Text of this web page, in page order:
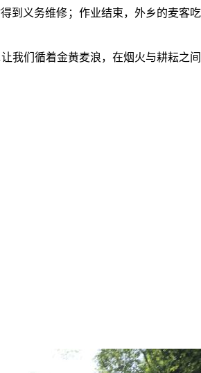
义务维修；作业结束，外乡的麦客
们循着金黄麦浪，在烟火与耕耘之